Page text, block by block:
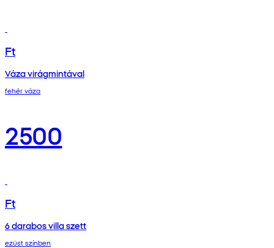
Ft
Váza virágmintával
fehér váza
2500
Ft
6 darabos villa szett
ezüst színben